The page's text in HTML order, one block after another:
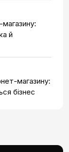
й
магазину:
бізнес